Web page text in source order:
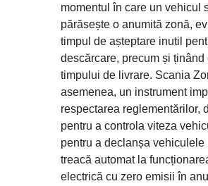
momentul în care un vehicul
părăsește o anumită zonă,
timpul de așteptare inutil
descărcare, precum și ținând
timpului de livrare. Scania
asemenea, un instrument
respectarea reglementărilor,
pentru a controla viteza
pentru a declanșa vehiculele
treacă automat la
electrică cu zero emisii în